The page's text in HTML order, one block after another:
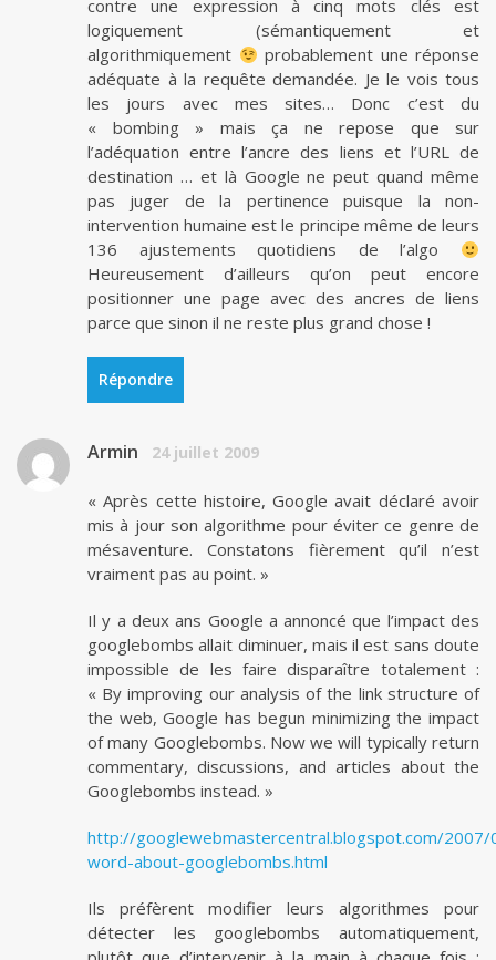
contre une expression à cinq mots clés est
logiquement (sémantiquement et
algorithmiquement
probablement une réponse
adéquate à la requête demandée. Je le vois tous
les jours avec mes sites… Donc c’est du
« bombing » mais ça ne repose que sur
l’adéquation entre l’ancre des liens et l’URL de
destination … et là Google ne peut quand même
pas juger de la pertinence puisque la non-
intervention humaine est le principe même de leurs
136 ajustements quotidiens de l’algo
Heureusement d’ailleurs qu’on peut encore
positionner une page avec des ancres de liens
parce que sinon il ne reste plus grand chose !
Répondre
Armin 24 juillet 2009
« Après cette histoire, Google avait déclaré avoir
mis à jour son algorithme pour éviter ce genre de
mésaventure. Constatons fièrement qu’il n’est
vraiment pas au point. »
Il y a deux ans Google a annoncé que l’impact des
googlebombs allait diminuer, mais il est sans doute
impossible de les faire disparaître totalement :
« By improving our analysis of the link structure of
the web, Google has begun minimizing the impact
of many Googlebombs. Now we will typically return
commentary, discussions, and articles about the
Googlebombs instead. »
http://googlewebmastercentral.blogspot.com/2007/
word-about-googlebombs.html
Ils préfèrent modifier leurs algorithmes pour
détecter les googlebombs automatiquement,